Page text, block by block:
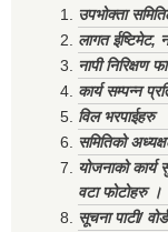
उपभोक्ता
लागत ईष्टिमेट,
नापी निरिक्षण
कार्य सम्पन्न
विल भरपाईहरु
समितिको
योजनाको कार्य
वटा फोटोहरु ।
सूचना पाटी/